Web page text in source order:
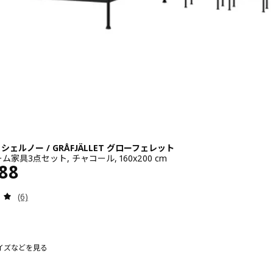
ェルノー / GRÅFJÄLLET グローフェレット
家具3点セット, チャコール, 160x200 cm
59988
レビュー: 5 から 5 星です。 総レビュー数:
(6)
ズなどを見る